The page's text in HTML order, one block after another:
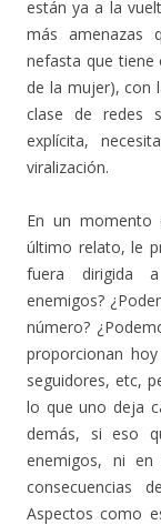
están ya a la
más amenazas
nefasta que tiene
de la mujer), con
clase de redes
explícita,
viralización.
En un momento
último relato, le
fuera dirigida
enemigos?
número?
proporcionan
seguidores, etc,
lo que uno deja
demás, si eso
enemigos, ni
consecuencias
Aspectos como